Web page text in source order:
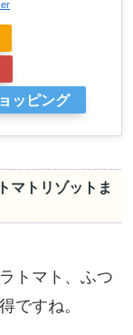
ッピング
マトリゾットま
トマト、ふつ
ですね。